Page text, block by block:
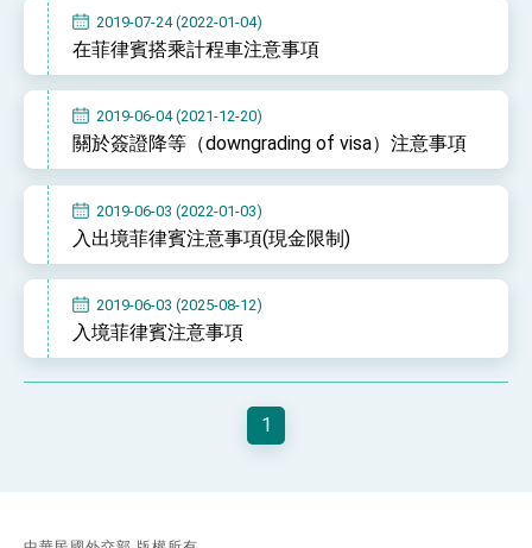
外交部長林佳龍接見美國智庫「德國馬歇爾基金
會」訪問團一行，深化跨大西洋戰略夥伴關係
臺美經貿談判獲階段性成果 卓揆期勉爭取時間完
成「臺美對等貿易協定」簽署
卓揆：臺美關稅談判階段性結果有助臺灣取得有
利戰略地位 全力支持「臺美對等貿易協定」簽署
外交部與數位發展部攜手合作，整合台灣雄厚數
位實力，達成固邦榮邦目標
外交部長林佳龍主持第35次「參與亞太經濟合作
策略小組」跨部會會議
民調顯示多數國人滿意政府外交表現，高度支持
「總合外交」與台歐美日關係深化
總統以「韌性之島，希望之光」為題發表2026新
年談話
總統主持「守護民主台灣國安行動方案」記者
會 強調以實力守護台海和平 以決心掌握國家
命運
總統發表執政周年談話 盼面對未來挑戰 堅持
總統重要談話
2019-07-24 (2022-01-04)
在菲律賓搭乘計程車注意事項
2019-06-04 (2021-12-20)
關於簽證降等（downgrading of visa）注意事項
2019-06-03 (2022-01-03)
入出境菲律賓注意事項(現金限制)
2019-06-03 (2025-08-12)
入境菲律賓注意事項
1